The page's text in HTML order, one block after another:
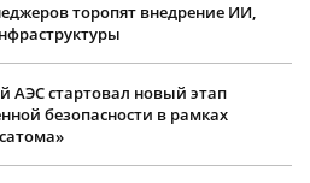
торопят внедрение ИИ,
АЭС стартовал новый этап
безопасности в рамках